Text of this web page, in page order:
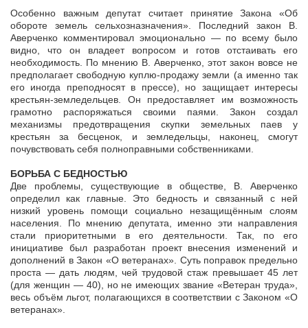
Особенно важным депутат считает принятие Закона «Об
обороте земель сельхозназначения». Последний закон В.
Аверченко комментировал эмоционально — по всему было
видно, что он владеет вопросом и готов отстаивать его
необходимость. По мнению В. Аверченко, этот закон вовсе не
предполагает свободную куплю-продажу земли (а именно так
его иногда преподносят в прессе), но защищает интересы
крестьян-земледельцев. Он предоставляет им возможность
грамотно распоряжаться своими паями. Закон создал
механизмы предотвращения скупки земельных паев у
крестьян за бесценок, и земледельцы, наконец, смогут
почувствовать себя полноправными собственниками.
БОРЬБА С БЕДНОСТЬЮ
Две проблемы, существующие в обществе, В. Аверченко
определил как главные. Это бедность и связанный с ней
низкий уровень помощи социально незащищённым слоям
населения. По мнению депутата, именно эти направления
стали приоритетными в его деятельности. Так, по его
инициативе был разработан проект внесения изменений и
дополнений в Закон «О ветеранах». Суть поправок предельно
проста — дать людям, чей трудовой стаж превышает 45 лет
(для женщин — 40), но не имеющих звание «Ветеран труда»,
весь объём льгот, полагающихся в соответствии с Законом «О
ветеранах».